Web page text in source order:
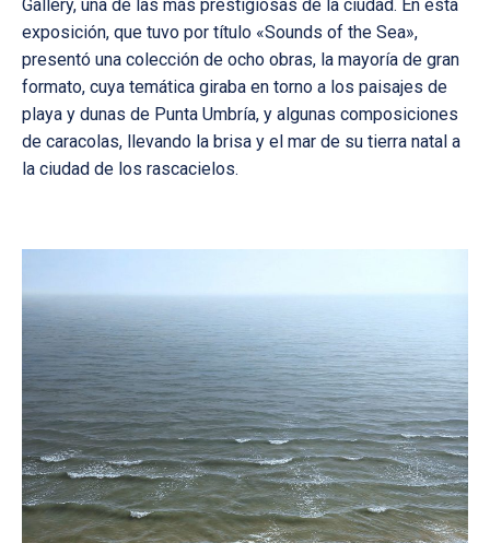
Gallery, una de las más prestigiosas de la ciudad. En esta
exposición, que tuvo por título «Sounds of the Sea»,
presentó una colección de ocho obras, la mayoría de gran
formato, cuya temática giraba en torno a los paisajes de
playa y dunas de Punta Umbría, y algunas composiciones
de caracolas, llevando la brisa y el mar de su tierra natal a
la ciudad de los rascacielos.